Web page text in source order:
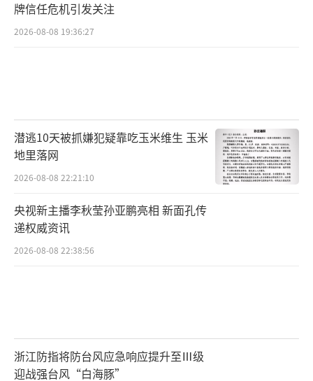
牌信任危机引发关注
2026-08-08 19:36:27
潜逃10天被抓嫌犯疑靠吃玉米维生 玉米
地里落网
2026-08-08 22:21:10
央视新主播李秋莹孙亚鹏亮相 新面孔传
递权威资讯
2026-08-08 22:38:56
浙江防指将防台风应急响应提升至Ⅲ级
迎战强台风“白海豚”